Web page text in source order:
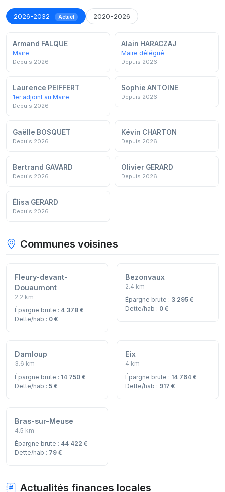
2026-2032 Actuel 2020-2026
Armand FALQUE
Maire
Depuis 2026
Alain HARACZAJ
Maire délégué
Depuis 2026
Laurence PEIFFERT
1er adjoint au Maire
Depuis 2026
Sophie ANTOINE
Depuis 2026
Gaëlle BOSQUET
Depuis 2026
Kévin CHARTON
Depuis 2026
Bertrand GAVARD
Depuis 2026
Olivier GERARD
Depuis 2026
Élisa GERARD
Depuis 2026
Communes voisines
Fleury-devant-
Douaumont
2.2 km
Épargne brute : 4 378 €
Dette/hab : 0 €
Bezonvaux
2.4 km
Épargne brute : 3 295 €
Dette/hab : 0 €
Damloup
3.6 km
Épargne brute : 14 750 €
Dette/hab : 5 €
Eix
4 km
Épargne brute : 14 764 €
Dette/hab : 917 €
Bras-sur-Meuse
4.5 km
Épargne brute : 44 422 €
Dette/hab : 79 €
Actualités finances locales